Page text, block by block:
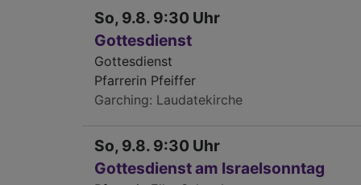
So, 9.8. 9:30 Uhr
Gottesdienst
Gottesdienst
Pfarrerin Pfeiffer
Garching Laudatekirche
So, 9.8. 9:30 Uhr
Gottesdienst am Israelsonntag